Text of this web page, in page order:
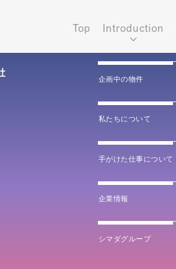
Top Introduction
企画中の物件
私たちについて
手がけた仕事について
企業情報
シマダグループ